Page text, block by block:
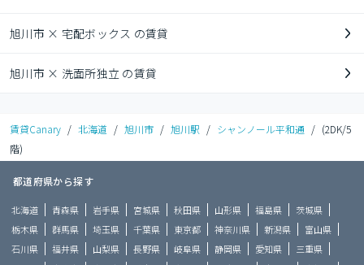
旭川市 × 宅配ボックス の賃貸
旭川市 × 洗面所独立 の賃貸
賃貸Canary / 北海道 / 旭川市 / 旭川駅 / シャンノール平和通 / (2DK/5
階)
都道府県から探す
北海道 青森県 岩手県 宮城県 秋田県 山形県 福島県
茨城県
栃木県
群馬県 埼玉県 千葉県 東京都 神奈川県 新潟県
富山県
石川県
福井県 山梨県 長野県 岐阜県 静岡県 愛知県
三重県